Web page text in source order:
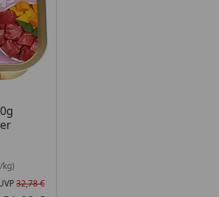
kg)
32,78 €